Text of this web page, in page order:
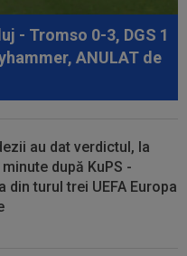
- Tromso 0-3, DGS 1
ANULAT de
au dat verdictul, la
după KuPS -
din turul trei UEFA Europa